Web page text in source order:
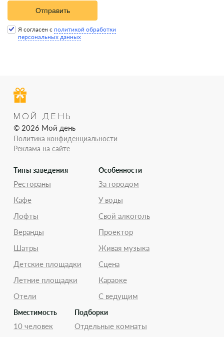
Отправить
Я согласен с политикой обработки
персональных данных
МОЙ ДЕНЬ
© 2026 Мой день
Политика конфиденциальности
Реклама на сайте
Типы заведения
Рестораны
Кафе
Лофты
Веранды
Шатры
Детские площадки
Летние площадки
Отели
Особенности
За городом
У воды
Свой алкоголь
Проектор
Живая музыка
Сцена
Караоке
С ведущим
Вместимость
10 человек
Подборки
Отдельные комнаты